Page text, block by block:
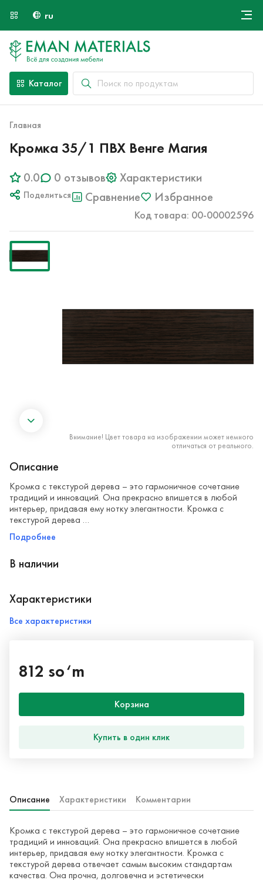
ru
Оплата и доставка
Каталог
Главная
Кромка 35/1 ПВХ Венге Магия
0.0 0 отзывов Характеристики
Поделиться Сравнение Избранное
Код товара: 00-00002596
Внимание! Цвет товара на изображении может немного
отличаться от реального.
Описание
Кромка с текстурой дерева – это гармоничное сочетание
традиций и инноваций. Она прекрасно впишется в любой
интерьер, придавая ему нотку элегантности. Кромка с
текстурой дерева …
Подробнее
В наличии
Характеристики
Все характеристики
812 so‘m
Корзина
Купить в один клик
Описание Характеристики Комментарии
Кромка с текстурой дерева – это гармоничное сочетание
традиций и инноваций. Она прекрасно впишется в любой
интерьер, придавая ему нотку элегантности. Кромка с
текстурой дерева отвечает самым высоким стандартам
качества. Она прочна, долговечна и эстетически